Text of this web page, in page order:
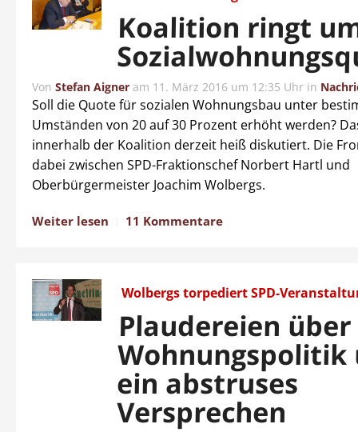
Koalition ringt
Von Stefan Aigner am 11. März 2016 um 12:35 Uhr in
Soll die Quote für sozialen Wohnungsbau unter
Umständen von 20 auf 30 Prozent erhöht werden?
innerhalb der Koalition derzeit heiß diskutiert. Die
dabei zwischen SPD-Fraktionschef Norbert Hartl und
Oberbürgermeister Joachim Wolbergs.
Weiter lesen 11 Kommentare
Wolbergs torpediert SPD-
Plaudereien über
Wohnungspolitik
ein abstruses
Versprechen